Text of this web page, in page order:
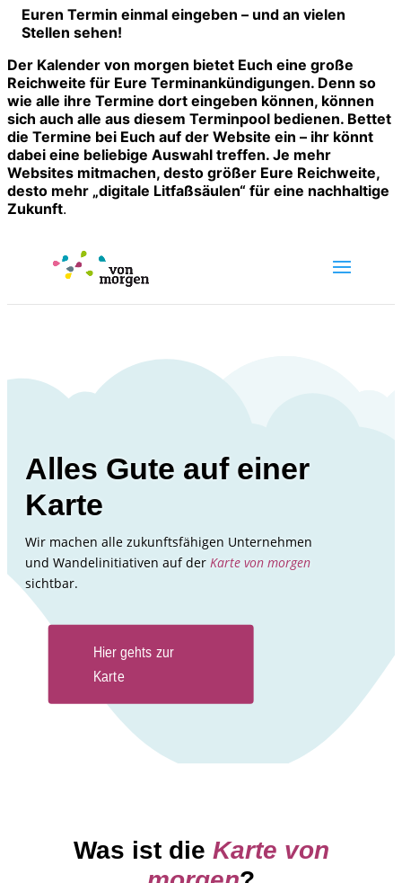
Euren Termin einmal eingeben – und an vielen
Stellen sehen!
Der Kalender von morgen bietet Euch eine große
Reichweite für Eure Terminankündigungen. Denn so
wie alle ihre Termine dort eingeben können, können
sich auch alle aus diesem Terminpool bedienen. Bettet
die Termine bei Euch auf der Website ein – ihr könnt
dabei eine beliebige Auswahl treffen. Je mehr
Websites mitmachen, desto größer Eure Reichweite,
desto mehr „digitale Litfaßsäulen“ für eine nachhaltige
Zukunft.